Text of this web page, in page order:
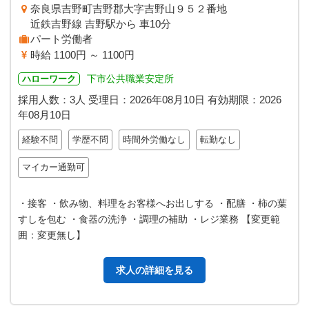
奈良県吉野町吉野郡大字吉野山９５２番地
近鉄吉野線 吉野駅から 車10分
パート労働者
時給 1100円 ～ 1100円
ハローワーク 下市公共職業安定所
採用人数：3人 受理日： 2026年08月10日 有効期限： 2026
年08月10日
経験不問 学歴不問 時間外労働なし 転勤なし
マイカー通勤可
・接客 ・飲み物、料理をお客様へお出しする ・配膳 ・柿の葉
すしを包む ・食器の洗浄 ・調理の補助 ・レジ業務 【変更範
囲：変更無し】
求人の詳細を見る